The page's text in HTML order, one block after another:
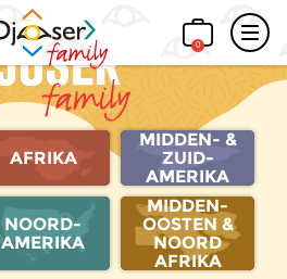
0
AFRIKA
MIDDEN- &
ZUID-
AMERIKA
NOORD-
AMERIKA
MIDDEN-
OOSTEN &
NOORD
AFRIKA